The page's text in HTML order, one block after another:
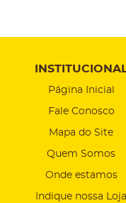
Página Inicial
Fale Conosco
Mapa do Site
Quem Somos
Onde estamos
Indique nossa Loja